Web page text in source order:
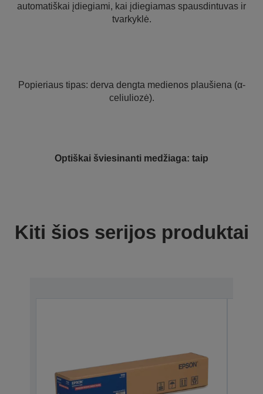
automatiškai įdiegiami, kai įdiegiamas spausdintuvas ir
tvarkyklė.
Popieriaus tipas: derva dengta medienos plaušiena (α-
celiuliozė).
Optiškai šviesinanti medžiaga: taip
Kiti šios serijos produktai